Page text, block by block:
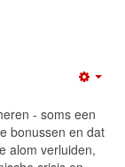
- soms een
bonussen en dat
alom verluiden,